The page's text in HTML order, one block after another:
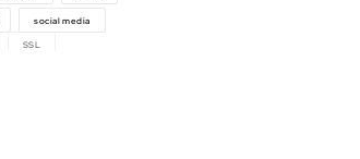
social media
SSL